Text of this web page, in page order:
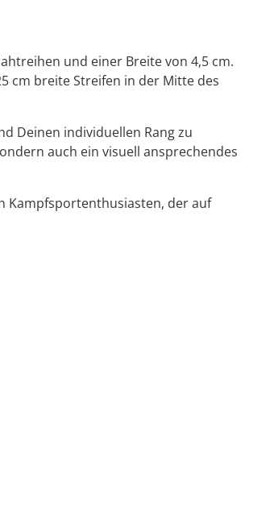
und einer Breite von 4,5 cm.
cm breite Streifen in der Mitte des
Deinen individuellen Rang zu
auch ein visuell ansprechendes
Kampfsportenthusiasten, der auf